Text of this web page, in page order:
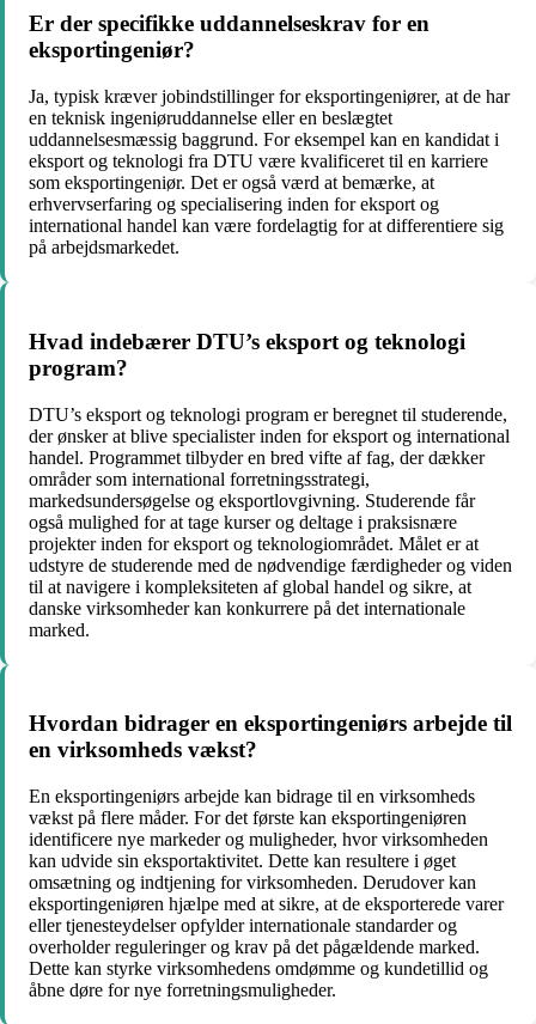
Er der specifikke uddannelseskrav for en
eksportingeniør?
Ja, typisk kræver jobindstillinger for eksportingeniører, at de har
en teknisk ingeniøruddannelse eller en beslægtet
uddannelsesmæssig baggrund. For eksempel kan en kandidat i
eksport og teknologi fra DTU være kvalificeret til en karriere
som eksportingeniør. Det er også værd at bemærke, at
erhvervserfaring og specialisering inden for eksport og
international handel kan være fordelagtig for at differentiere sig
på arbejdsmarkedet.
Hvad indebærer DTU’s eksport og teknologi
program?
DTU’s eksport og teknologi program er beregnet til studerende,
der ønsker at blive specialister inden for eksport og international
handel. Programmet tilbyder en bred vifte af fag, der dækker
områder som international forretningsstrategi,
markedsundersøgelse og eksportlovgivning. Studerende får
også mulighed for at tage kurser og deltage i praksisnære
projekter inden for eksport og teknologiområdet. Målet er at
udstyre de studerende med de nødvendige færdigheder og viden
til at navigere i kompleksiteten af ​​global handel og sikre, at
danske virksomheder kan konkurrere på det internationale
marked.
Hvordan bidrager en eksportingeniørs arbejde til
en virksomheds vækst?
En eksportingeniørs arbejde kan bidrage til en virksomheds
vækst på flere måder. For det første kan eksportingeniøren
identificere nye markeder og muligheder, hvor virksomheden
kan udvide sin eksportaktivitet. Dette kan resultere i øget
omsætning og indtjening for virksomheden. Derudover kan
eksportingeniøren hjælpe med at sikre, at de eksporterede varer
eller tjenesteydelser opfylder internationale standarder og
overholder reguleringer og krav på det pågældende marked.
Dette kan styrke virksomhedens omdømme og kundetillid og
åbne døre for nye forretningsmuligheder.